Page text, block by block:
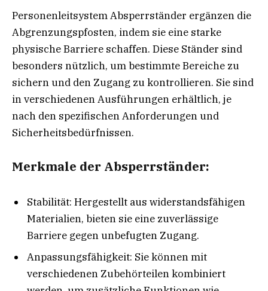
Personenleitsystem Absperrständer ergänzen die
Abgrenzungspfosten, indem sie eine starke
physische Barriere schaffen. Diese Ständer sind
besonders nützlich, um bestimmte Bereiche zu
sichern und den Zugang zu kontrollieren. Sie sind
in verschiedenen Ausführungen erhältlich, je
nach den spezifischen Anforderungen und
Sicherheitsbedürfnissen.
Merkmale der Absperrständer:
Stabilität: Hergestellt aus widerstandsfähigen
Materialien, bieten sie eine zuverlässige
Barriere gegen unbefugten Zugang.
Anpassungsfähigkeit: Sie können mit
verschiedenen Zubehörteilen kombiniert